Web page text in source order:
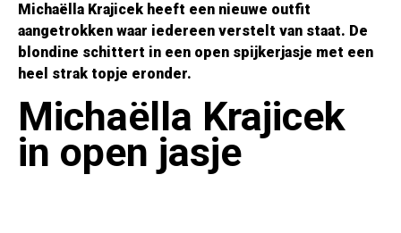
Michaëlla Krajicek heeft een nieuwe outfit
aangetrokken waar iedereen verstelt van staat. De
blondine schittert in een open spijkerjasje met een
heel strak topje eronder.
Michaëlla Krajicek
in open jasje